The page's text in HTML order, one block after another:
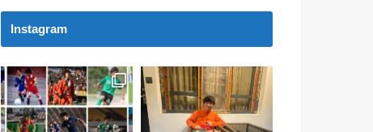
Instagram